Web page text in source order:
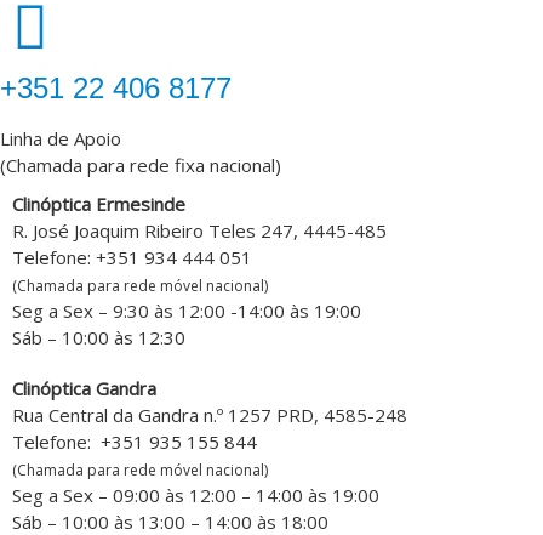
‎+351 22 406 8177
Linha de Apoio
(Chamada para rede fixa nacional)
Clinóptica Ermesinde
R. José Joaquim Ribeiro Teles 247, 4445-485
Telefone: +351 934 444 051
(Chamada para rede móvel nacional)
Seg a Sex – 9:30 às 12:00 -14:00 às 19:00
Sáb – 10:00 às 12:30
Clinóptica Gandra
Rua Central da Gandra n.º 1257 PRD, 4585-248
Telefone: +351 935 155 844
(Chamada para rede móvel nacional)
Seg a Sex – 09:00 às 12:00 – 14:00 às 19:00
Sáb – 10:00 às 13:00 – 14:00 às 18:00